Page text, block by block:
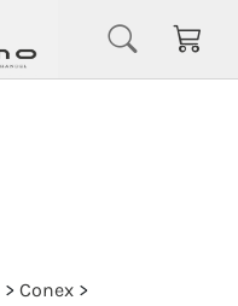
> Conex >